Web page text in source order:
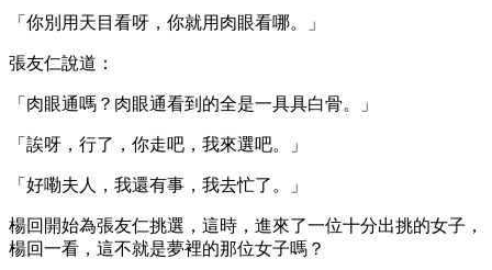
「你別用天目看呀，你就用肉眼看哪。」
張友仁說道：
「肉眼通嗎？肉眼通看到的全是一具具白骨。」
「誒呀，行了，你走吧，我來選吧。」
「好嘞夫人，我還有事，我去忙了。」
楊回開始為張友仁挑選，這時，進來了一位十分出挑的女子，
楊回一看，這不就是夢裡的那位女子嗎？